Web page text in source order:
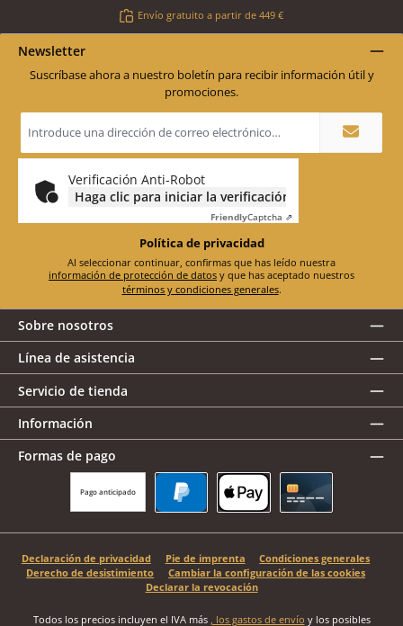
Envío gratuito a partir de 449 €
Newsletter
Suscríbase ahora a nuestro boletín para recibir información útil y
promociones.
Dirección
de
electrónico
Verificación Anti-Robot
Haga clic para iniciar la verificación
FriendlyCaptcha ⇗
Política de privacidad
información de protección de datos
términos y condiciones generales.
Sobre nosotros
Línea de asistencia
Servicio de tienda
Información
Formas de pago
Pago anticipado
Declaración de privacidad Pie de imprenta
Condiciones generales
Derecho de desistimiento
Cambiar la configuración de las cookies
Declarar la revocación
Todos los precios incluyen el IVA más , los gastos de envío y los posibles